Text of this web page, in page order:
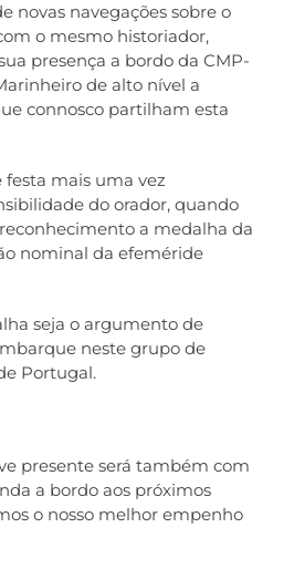
novas navegações sobre o
o mesmo historiador,
presença a bordo da CMP-
de alto nível a
connosco partilham esta
mais uma vez
do orador, quando
a medalha da
nominal da efeméride
seja o argumento de
neste grupo de
Portugal.
presente será também com
a bordo aos próximos
o nosso melhor empenho